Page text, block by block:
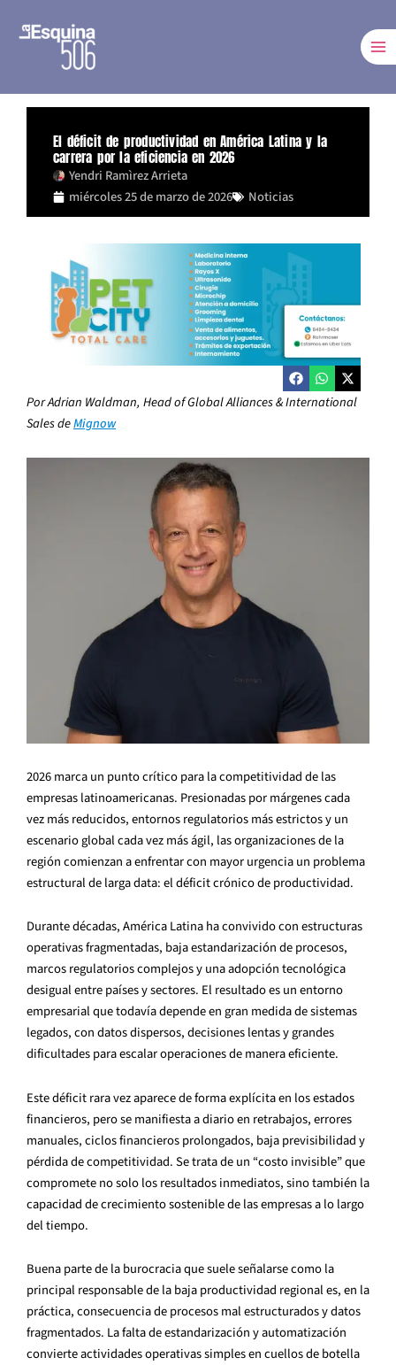
El déficit de productividad en América Latina y la
carrera por la eficiencia en 2026
Yendri Ramìrez Arrieta
miércoles 25 de marzo de 2026
Noticias
Por Adrian Waldman, Head of Global Alliances & International
Sales deMignow
2026 marca un punto crítico para la competitividad de las
empresas latinoamericanas. Presionadas por márgenes cada
vez más reducidos, entornos regulatorios más estrictos y un
escenario global cada vez más ágil, las organizaciones de la
región comienzan a enfrentar con mayor urgencia un problema
estructural de larga data: el déficit crónico de productividad.
Durante décadas, América Latina ha convivido con estructuras
operativas fragmentadas, baja estandarización de procesos,
marcos regulatorios complejos y una adopción tecnológica
desigual entre países y sectores. El resultado es un entorno
empresarial que todavía depende en gran medida de sistemas
legados, con datos dispersos, decisiones lentas y grandes
dificultades para escalar operaciones de manera eficiente.
Este déficit rara vez aparece de forma explícita en los estados
financieros, pero se manifiesta a diario en retrabajos, errores
manuales, ciclos financieros prolongados, baja previsibilidad y
pérdida de competitividad. Se trata de un “costo invisible” que
compromete no solo los resultados inmediatos, sino también la
capacidad de crecimiento sostenible de las empresas a lo largo
del tiempo.
Buena parte de la burocracia que suele señalarse como la
principal responsable de la baja productividad regional es, en la
práctica, consecuencia de procesos mal estructurados y datos
fragmentados. La falta de estandarización y automatización
convierte actividades operativas simples en cuellos de botella